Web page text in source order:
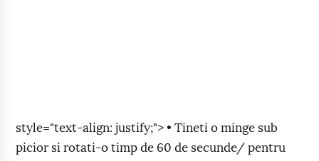
style="text-align: justify;"> • Tineti o minge sub
picior si rotati-o timp de 60 de secunde/ pentru